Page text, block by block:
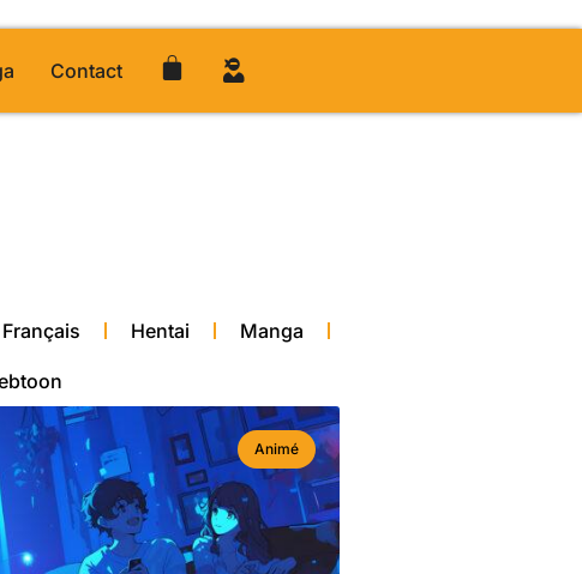
Contact
Français Hentai Manga
Animé